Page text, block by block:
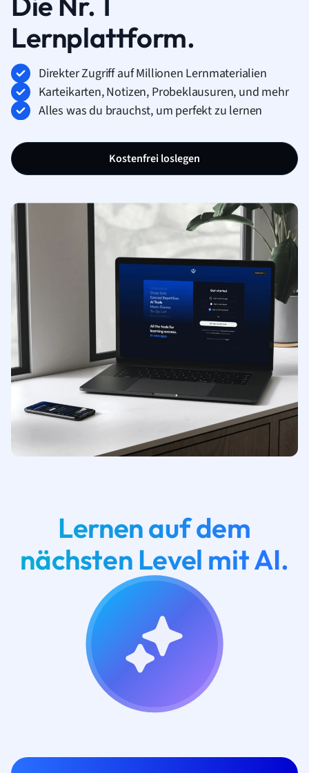
Lernplattform.
Direkter Zugriff auf Millionen Lernmaterialien
Karteikarten, Notizen, Probeklausuren, und mehr
Alles was du brauchst, um perfekt zu lernen
Kostenfrei loslegen
Lernen auf dem
nächsten Level mit AI.